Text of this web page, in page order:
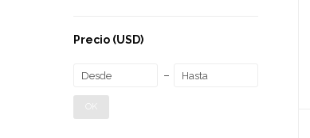
Precio (USD)